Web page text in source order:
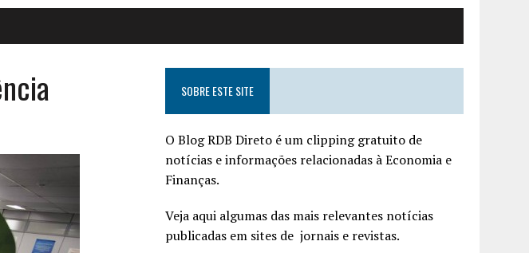
SOBRE ESTE SITE
O Blog RDB Direto é um clipping gratuito de
notícias e informações relacionadas à Economia e
Finanças.
Veja aqui algumas das mais relevantes notícias
publicadas em sites de jornais e revistas.